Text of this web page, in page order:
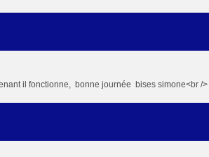
il fonctionne, bonne journée bises simone<br />